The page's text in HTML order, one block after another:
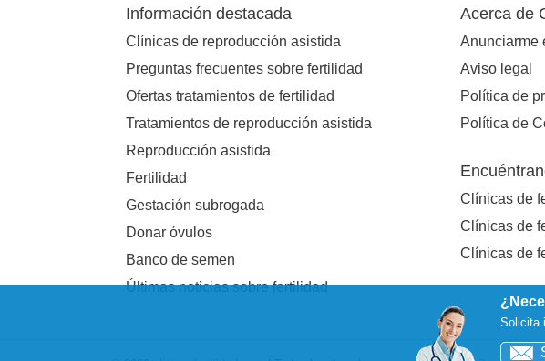
Solicita
Información destacada
Clínicas de reproducción asistida
Preguntas frecuentes sobre fertilidad
Ofertas tratamientos de fertilidad
Tratamientos de reproducción asistida
Reproducción asistida
Fertilidad
Gestación subrogada
Donar óvulos
Banco de semen
Últimas noticias sobre fertilidad
Acerca de
Anunciarme
Aviso legal
Política de
Política de
Clínicas de
Clínicas de
Clínicas de